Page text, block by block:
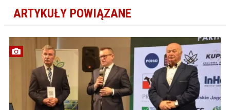
ARTYKUŁY POWIĄZANE